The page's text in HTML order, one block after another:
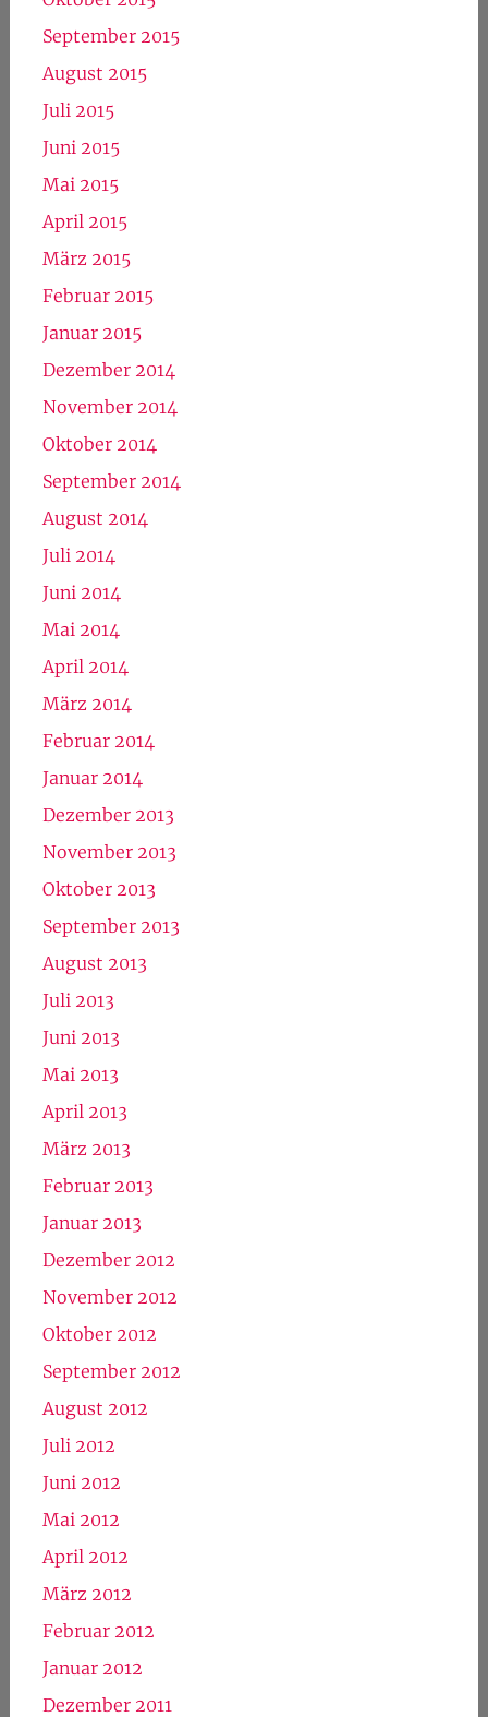
September 2015
August 2015
Juli 2015
Juni 2015
Mai 2015
April 2015
März 2015
Februar 2015
Januar 2015
Dezember 2014
November 2014
Oktober 2014
September 2014
August 2014
Juli 2014
Juni 2014
Mai 2014
April 2014
März 2014
Februar 2014
Januar 2014
Dezember 2013
November 2013
Oktober 2013
September 2013
August 2013
Juli 2013
Juni 2013
Mai 2013
April 2013
März 2013
Februar 2013
Januar 2013
Dezember 2012
November 2012
Oktober 2012
September 2012
August 2012
Juli 2012
Juni 2012
Mai 2012
April 2012
März 2012
Februar 2012
Januar 2012
Dezember 2011